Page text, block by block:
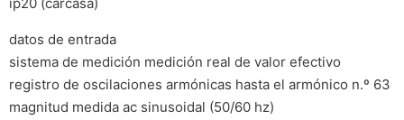
ip20 (carcasa)
datos de entrada
sistema de medición medición real de valor efectivo
registro de oscilaciones armónicas hasta el armónico n.º 63
magnitud medida ac sinusoidal (50/60 hz)